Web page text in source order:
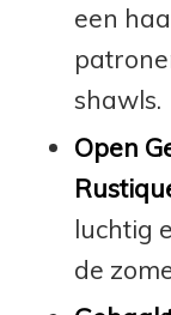
een
shawls.
Open
luchtig
de